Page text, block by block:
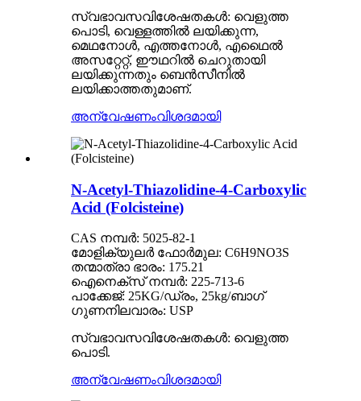
സ്വഭാവസവിശേഷതകൾ: വെളുത്ത
പൊടി, വെള്ളത്തിൽ ലയിക്കുന്ന,
മെഥനോൾ, എത്തനോൾ, എഥൈൽ
അസറ്റേറ്റ്, ഈഥറിൽ ചെറുതായി
ലയിക്കുന്നതും ബെൻസീനിൽ
ലയിക്കാത്തതുമാണ്.
അന്വേഷണംവിശദമായി
N-Acetyl-Thiazolidine-4-Carboxylic
Acid (Folcisteine)
CAS നമ്പർ: 5025-82-1
മോളിക്യുലർ ഫോർമുല: C6H9NO3S
തന്മാത്രാ ഭാരം: 175.21
ഐനെക്സ് നമ്പർ: 225-713-6
പാക്കേജ്: 25KG/ഡ്രം, 25kg/ബാഗ്
ഗുണനിലവാരം: USP
സ്വഭാവസവിശേഷതകൾ: വെളുത്ത
പൊടി.
അന്വേഷണംവിശദമായി